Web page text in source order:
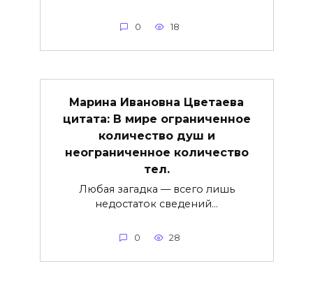
0 18
Марина Ивановна Цветаева
цитата: В мире ограниченное
количество душ и
неограниченное количество
тел.
Любая загадка — всего лишь
недостаток сведений…
0 28